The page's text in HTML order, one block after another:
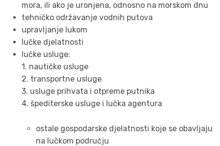
mora, ili ako je uronjena, odnosno na morskom dnu
tehničko održavanje vodnih putova
upravljanje lukom
lučke djelatnosti
lučke usluge:
1. nautičke usluge
2. transportne usluge
3. usluge prihvata i otpreme putnika
4. špediterske usluge i lučka agentura
ostale gospodarske djelatnosti koje se obavljaju
na lučkom području